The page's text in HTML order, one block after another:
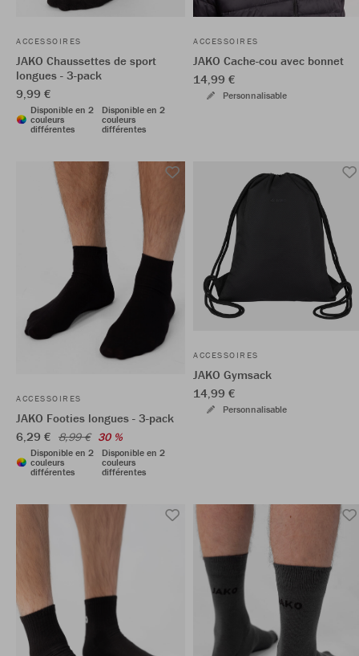
ACCESSOIRES
JAKO Chaussettes de sport
longues - 3-pack
9,99 €
Disponible en 2
couleurs
différentes
Disponible en 2
couleurs
différentes
ACCESSOIRES
JAKO Cache-cou avec bonnet
14,99 €
Personnalisable
ACCESSOIRES
JAKO Footies longues - 3-pack
6,29 € 8,99 € 30 %
Disponible en 2
couleurs
différentes
Disponible en 2
couleurs
différentes
ACCESSOIRES
JAKO Gymsack
14,99 €
Personnalisable